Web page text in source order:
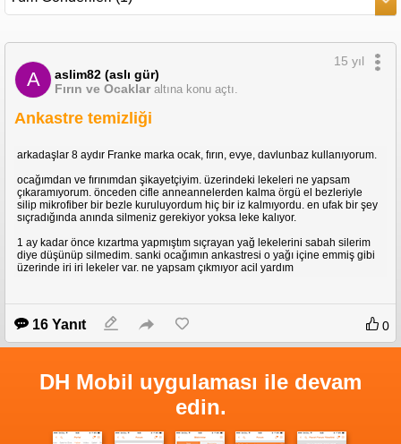
A
aslim82 (aslı gür)
Fırın ve Ocaklar altına konu açtı.
15 yıl
Ankastre temizliği
arkadaşlar 8 aydır Franke marka ocak, fırın, evye, davlunbaz kullanıyorum.
ocağımdan ve fırınımdan şikayetçiyim. üzerindeki lekeleri ne yapsam
çıkaramıyorum. önceden cifle anneannelerden kalma örgü el bezleriyle
silip mikrofiber bir bezle kuruluyordum hiç bir iz kalmıyordu. en ufak bir şey
sıçradığında anında silmeniz gerekiyor yoksa leke kalıyor.
1 ay kadar önce kızartma yapmıştım sıçrayan yağ lekelerini sabah silerim
diye düşünüp silmedim. sanki ocağımın ankastresi o yağı içine emmiş gibi
üzerinde iri iri lekeler var. ne yapsam çıkmıyor acil yardım
16 Yanıt 0
DH Mobil uygulaması ile devam
edin.